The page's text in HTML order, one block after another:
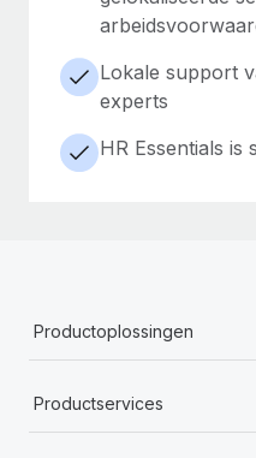
Lokale support
experts
HR Essentials is
Productoplossingen
Productservices